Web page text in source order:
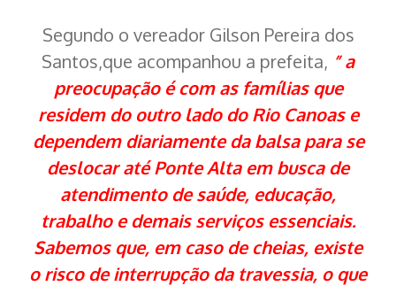
Segundo o vereador Gilson Pereira dos
Santos,que acompanhou a prefeita, ” a
preocupação é com as famílias que
residem do outro lado do Rio Canoas e
dependem diariamente da balsa para se
deslocar até Ponte Alta em busca de
atendimento de saúde, educação,
trabalho e demais serviços essenciais.
Sabemos que, em caso de cheias, existe
o risco de interrupção da travessia, o que